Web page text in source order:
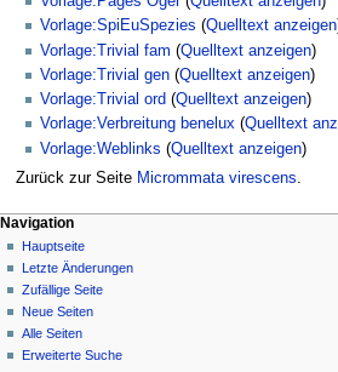
Vorlage:SpiEuSpezies (Quelltext anzeigen
Vorlage:Trivial fam (Quelltext anzeigen)
Vorlage:Trivial gen (Quelltext anzeigen)
Vorlage:Trivial ord (Quelltext anzeigen)
Vorlage:Verbreitung benelux (Quelltext
Vorlage:Weblinks (Quelltext anzeigen)
Zurück zur Seite Micrommata virescens.
Navigation
Hauptseite
Letzte Änderungen
Zufällige Seite
Neue Seiten
Alle Seiten
Erweiterte Suche